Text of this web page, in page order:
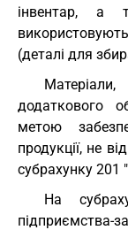
інвентар, а
(деталі для
додаткового
метою
продукції, не
субрахунку 201
На